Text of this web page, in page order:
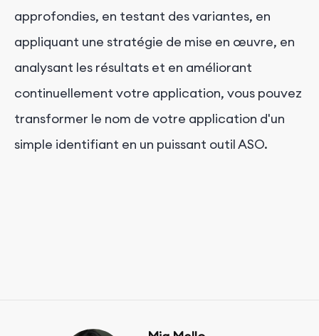
approfondies, en testant des variantes, en
appliquant une stratégie de mise en œuvre, en
analysant les résultats et en améliorant
continuellement votre application, vous pouvez
transformer le nom de votre application d'un
simple identifiant en un puissant outil ASO.